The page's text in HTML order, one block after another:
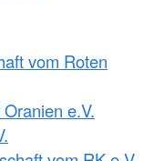
vom Roten
e.V.